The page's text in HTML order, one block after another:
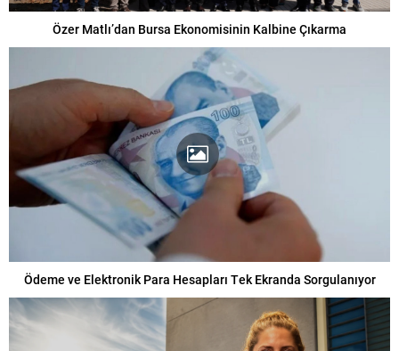
Özer Matlı’dan Bursa Ekonomisinin Kalbine Çıkarma
Ödeme ve Elektronik Para Hesapları Tek Ekranda Sorgulanıyor